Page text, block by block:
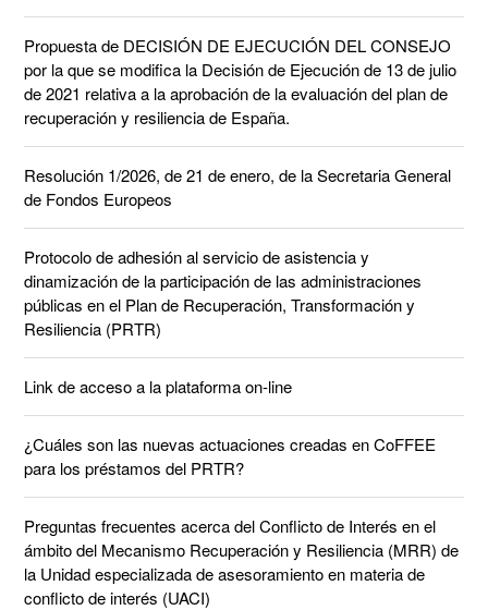
Propuesta de DECISIÓN DE EJECUCIÓN DEL CONSEJO
por la que se modifica la Decisión de Ejecución de 13 de julio
de 2021 relativa a la aprobación de la evaluación del plan de
recuperación y resiliencia de España.
Resolución 1/2026, de 21 de enero, de la Secretaria General
de Fondos Europeos
Protocolo de adhesión al servicio de asistencia y
dinamización de la participación de las administraciones
públicas en el Plan de Recuperación, Transformación y
Resiliencia (PRTR)
Link de acceso a la plataforma on-line
¿Cuáles son las nuevas actuaciones creadas en CoFFEE
para los préstamos del PRTR?
Preguntas frecuentes acerca del Conflicto de Interés en el
ámbito del Mecanismo Recuperación y Resiliencia (MRR) de
la Unidad especializada de asesoramiento en materia de
conflicto de interés (UACI)